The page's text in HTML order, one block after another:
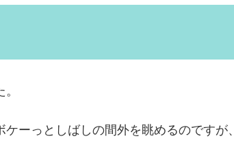
ーっとしばしの間外を眺めるのですが、